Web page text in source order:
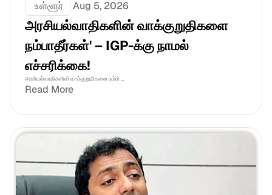
உள்ளூர் Aug 5, 2026
அரசியல்வாதிகளின் வாக்குறுதிகளை
நம்பாதீர்கள்' – IGP-க்கு நாமல்
எச்சரிக்கை!
அரசியல்வாதிகளின் வாக்குறுதிகளை நம்பி ...
Read More